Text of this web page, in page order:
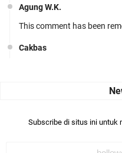
Agung W.K.
This comment has been
Cakbas
Bismillaah semoga
Subscribe di situs ini untuk